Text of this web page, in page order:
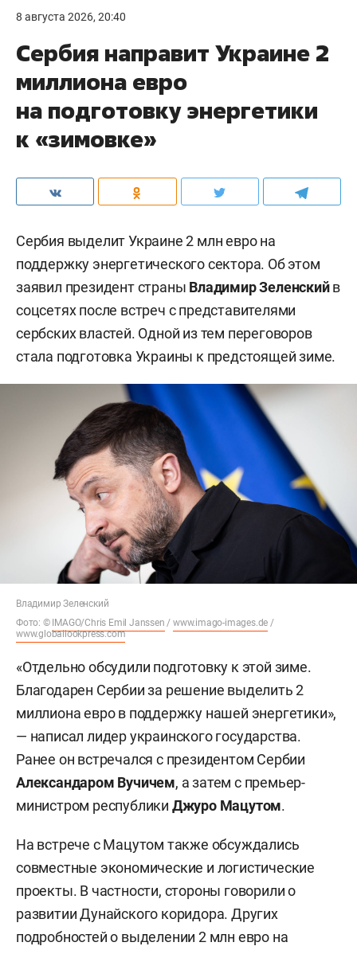
8 августа 2026, 20:40
Сербия направит Украине 2
миллиона евро
на подготовку энергетики
к «зимовке»
Сербия выделит Украине 2 млн евро на
поддержку энергетического сектора. Об этом
заявил президент страны Владимир Зеленскийв
соцсетях после встреч с представителями
сербских властей. Одной из тем переговоров
стала подготовка Украины к предстоящей зиме.
Владимир Зеленский
Фото: © IMAGO/Chris Emil Janssen /www.imago-images.de /
www.globallookpress.com
«Отдельно обсудили подготовку к этой зиме.
Благодарен Сербии за решение выделить 2
миллиона евро в поддержку нашей энергетики»,
— написал лидер украинского государства.
Ранее он встречался с президентом Сербии
Александаром Вучичем, а затем с премьер-
министром республики Джуро Мацутом.
На встрече с Мацутом также обсуждались
совместные экономические и логистические
проекты. В частности, стороны говорили о
развитии Дунайского коридора. Других
подробностей о выделении 2 млн евро на